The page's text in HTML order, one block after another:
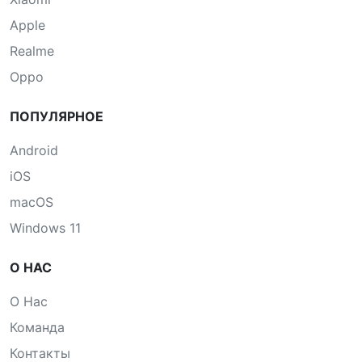
Apple
Realme
Oppo
ПОПУЛЯРНОЕ
Android
iOS
macOS
Windows 11
О НАС
О Нас
Команда
Контакты